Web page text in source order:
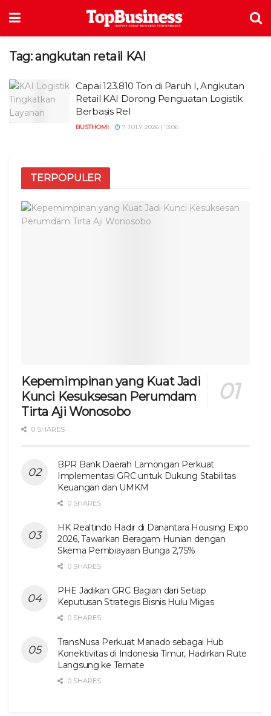
Tag:angkutan retail KAI
Capai 123.810 Ton di Paruh I, Angkutan
Retail KAI Dorong Penguatan Logistik
Berbasis Rel
BUSTHOMI 7 JULY 2026 | 13:06
TERPOPULER
Kepemimpinan yang Kuat Jadi
Kunci Kesuksesan Perumdam
Tirta Aji Wonosobo
0 SHARES
BPR Bank Daerah Lamongan Perkuat
Implementasi GRC untuk Dukung Stabilitas
Keuangan dan UMKM
0 SHARES
HK Realtindo Hadir di Danantara Housing Expo
2026, Tawarkan Beragam Hunian dengan
Skema Pembiayaan Bunga 2,75%
0 SHARES
PHE Jadikan GRC Bagian dari Setiap
Keputusan Strategis Bisnis Hulu Migas
0 SHARES
TransNusa Perkuat Manado sebagai Hub
Konektivitas di Indonesia Timur, Hadirkan Rute
Langsung ke Ternate
0 SHARES